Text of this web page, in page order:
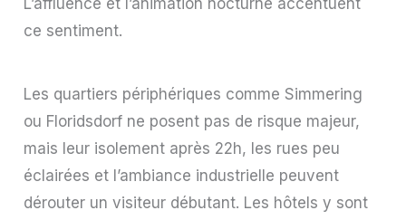
ce sentiment.
Les quartiers périphériques comme Simmering
ou Floridsdorf ne posent pas de risque majeur,
mais leur isolement après 22h, les rues peu
éclairées et l’ambiance industrielle peuvent
dérouter un visiteur débutant. Les hôtels y sont